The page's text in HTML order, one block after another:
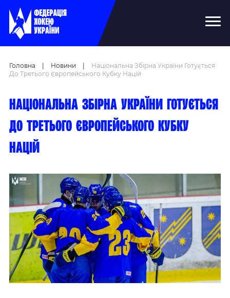
Головна Новини
Національна Збірна України Готується
До Третього Європейського Кубку Націй
Національна збірна України готується
до третього Європейського Кубку
Націй